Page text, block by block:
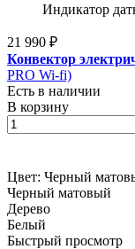
Индикатор
21 990 ₽
Конвектор
PRO Wi-fi)
Есть в наличии
В корзину
Цвет: Черный
Черный матовый
Дерево
Белый
Быстрый просмотр